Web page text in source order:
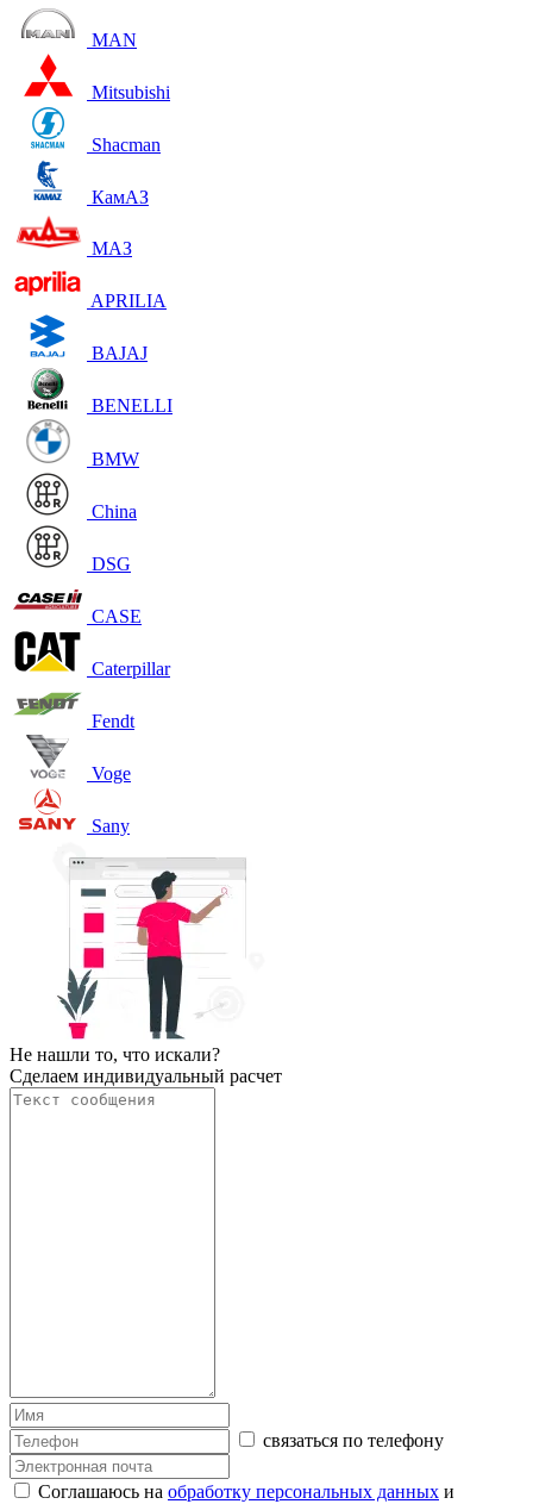
MAN
Mitsubishi
Shacman
КамАЗ
МАЗ
APRILIA
BAJAJ
BENELLI
BMW
China
DSG
CASE
Caterpillar
Fendt
Voge
Sany
Не нашли то, что искали?
Сделаем индивидуальный расчет
связаться по телефону
Соглашаюсь на обработку персональных данных и